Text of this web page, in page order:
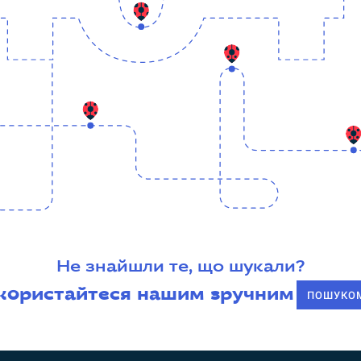
Не знайшли те, що шукали?
нашим зручним